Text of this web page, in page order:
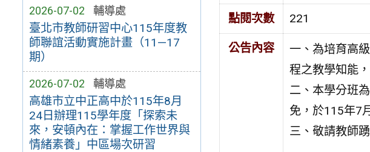
2026-07-02 輔導處
臺北市教師研習中心115年度教
師聯誼活動實施計畫（11—17
期）
2026-07-02 輔導處
高雄市立中正高中於115年8月
24日辦理115學年度「探索未
來，安頓內在：掌握工作世界與
情緒素養」中區場次研習
點閱次數 221
公告內容
一、為培育高
程之教學知能
二、本學分班
免，於115年7
三、敬請教師